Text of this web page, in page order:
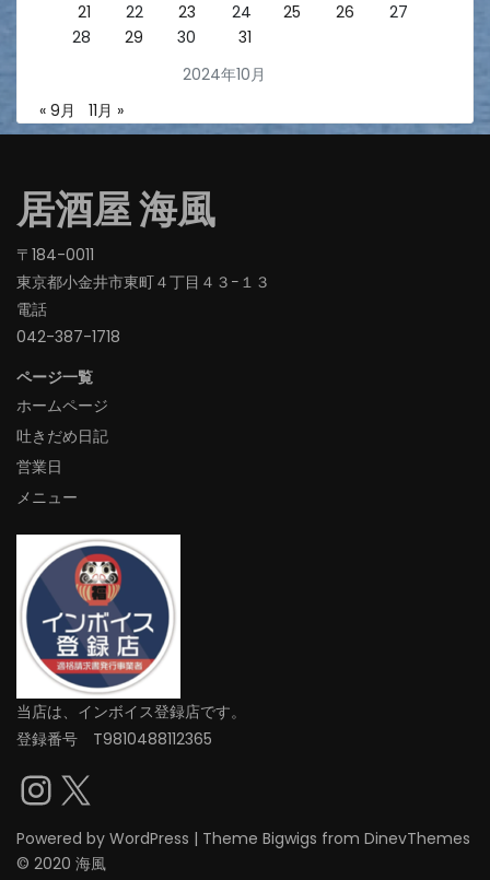
2024年10月
21
22 23 24 25 26
27
28
29 30 31
« 9月 11月 »
居酒屋 海風
〒184-0011
東京都小金井市東町４丁目４３−１３
電話
042-387-1718‬
ページ一覧
ホームページ
吐きだめ日記
営業日
メニュー
当店は、インボイス登録店です。
登録番号 T9810488112365
Instagram
X
Powered by WordPress | Theme Bigwigs from DinevThemes
© 2020 海風